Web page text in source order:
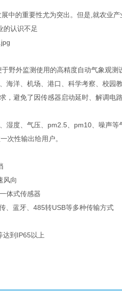
中的重要性尤为突出。但是,就农业
的认识不足
外监测使用的高精度自动气象观测
洋、机场、港口、科学考察、校园教
避免了因传感器启动延时、解调电
度、气压、pm2.5、pm10、噪声等
次性输出给用户。
风向
体式传感器
蓝牙、485转USB等多种传输方式
到IP65以上